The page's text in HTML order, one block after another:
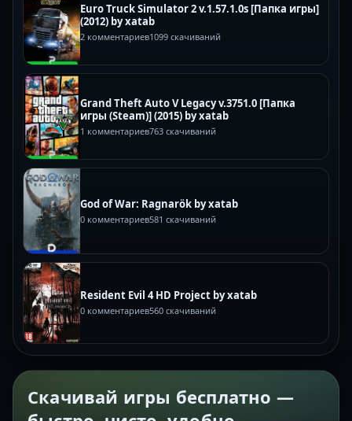
Euro Truck Simulator 2 v.1.57.1.0s [Папка игры]
(2012) by xatab
2 комментариев1099 скачиваний
Grand Theft Auto V Legacy v.3751.0 [Папка
игры (Steam)] (2015) by xatab
1 комментариев763 скачиваний
God of War: Ragnarök by xatab
0 комментариев581 скачиваний
Resident Evil 4 HD Project by xatab
0 комментариев560 скачиваний
Скачивай игры бесплатно —